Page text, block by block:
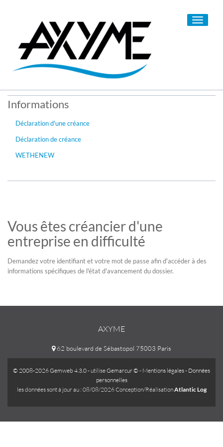
Toggle
Informations
Déclaration d'une créance
Déclaration de créance
WETHENEW
Vous êtes créancier d'une
entreprise en difficulté
Demandez votre identifiant et votre mot de passe afin d'accéder à des
informations spécifiques de l'état d'avancement du dossier.
AXYME
62 boulevard de Sébastopol 75003 Paris
© 2008-2026 Gemweb 4.3.0- utiliseGemarcur © - Mentions légales- Données
personnelles
les données sont à jour au : 08/08/2026 Conception/RéalisationAtlantic Log